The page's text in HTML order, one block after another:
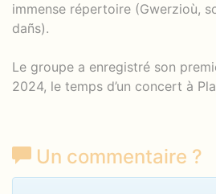
immense répertoire (Gwerzioù,
dañs).
Le groupe a enregistré son
2024, le temps d’un concert à
Un commentaire ?